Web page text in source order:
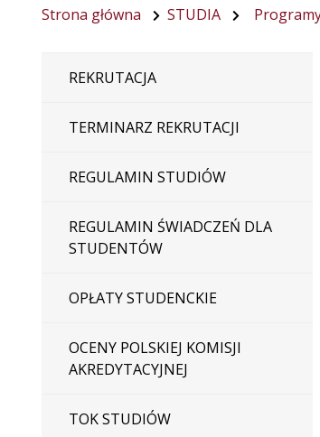
Strona główna STUDIA
REKRUTACJA
TERMINARZ REKRUTACJI
REGULAMIN STUDIÓW
REGULAMIN ŚWIADCZEŃ DLA
STUDENTÓW
OPŁATY STUDENCKIE
OCENY POLSKIEJ KOMISJI
AKREDYTACYJNEJ
TOK STUDIÓW